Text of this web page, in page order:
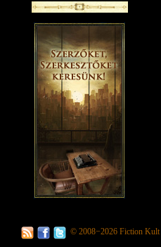
© 2008−2026 Fiction Kult